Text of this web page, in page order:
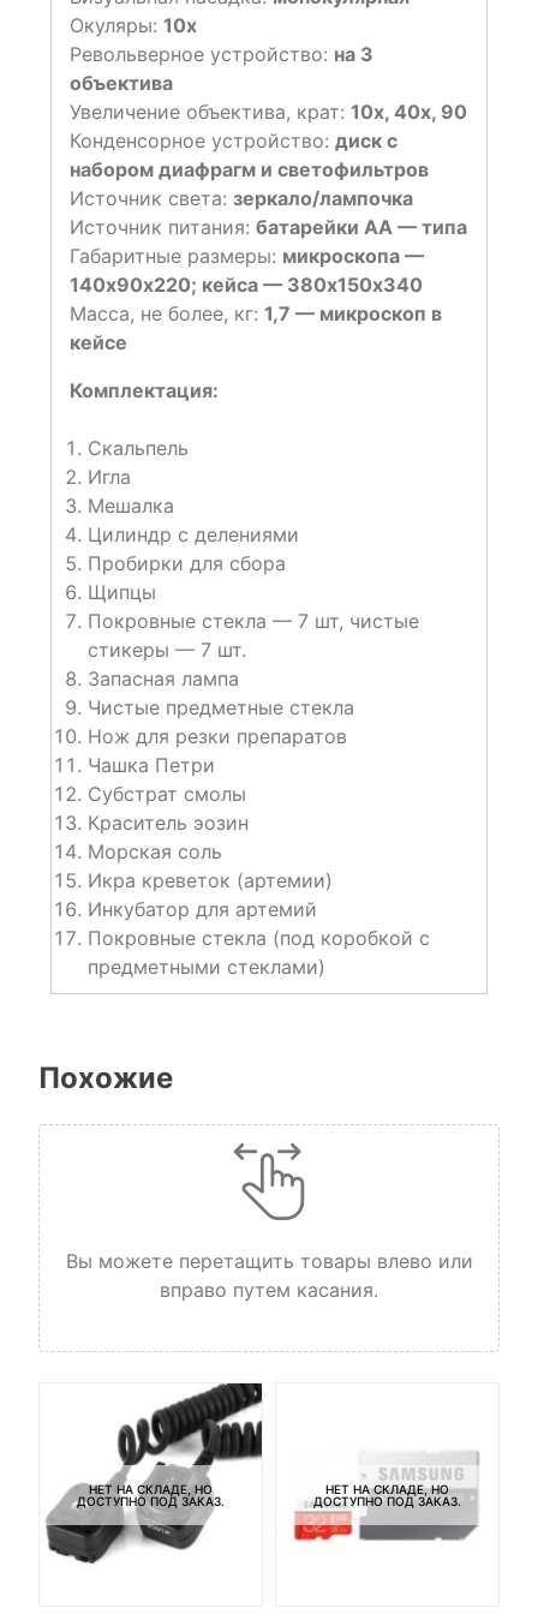
Окуляры: 10х
Револьверное устройство: на 3
объектива
Увеличение объектива, крат: 10х, 40х, 90
Конденсорное устройство: диск с
набором диафрагм и светофильтров
Источник света: зеркало/лампочка
Источник питания: батарейки АА — типа
Габаритные размеры: микроскопа —
140х90х220; кейса — 380х150х340
Масса, не более, кг: 1,7 — микроскоп в
кейсе
Комплектация:
Скальпель
Игла
Мешалка
Цилиндр с делениями
Пробирки для сбора
Щипцы
Покровные стекла — 7 шт, чистые
стикеры — 7 шт.
Запасная лампа
Чистые предметные стекла
Нож для резки препаратов
Чашка Петри
Субстрат смолы
Краситель эозин
Морская соль
Икра креветок (артемии)
Инкубатор для артемий
Покровные стекла (под коробкой с
предметными стеклами)
Похожие
Вы можете перетащить товары влево или
вправо путем касания.
НЕТ НА СКЛАДЕ, НО
ДОСТУПНО ПОД ЗАКАЗ.
НЕТ НА СКЛАДЕ, НО
ДОСТУПНО ПОД ЗАКАЗ.